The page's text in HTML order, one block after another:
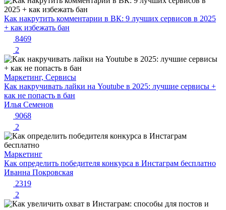
Как накрутить комментарии в ВК: 9 лучших сервисов в 2025
+ как избежать бан
8469
2
Маркетинг, Сервисы
Как накручивать лайки на Youtube в 2025: лучшие сервисы +
как не попасть в бан
Илья Семенов
9068
2
Маркетинг
Как определить победителя конкурса в Инстаграм бесплатно
Иванна Покровская
2319
2